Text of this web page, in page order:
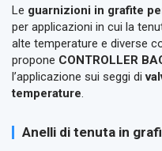
Le guarnizioni in grafite
per applicazioni in cui la
alte temperature e diverse
propone CONTROLLER
l’applicazione sui seggi di
temperature.
Anelli di tenuta in